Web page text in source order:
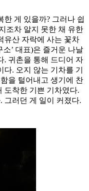
게 있을까? 그러나 쉽
조차 알지 못한 채 유한
유산 자락에 사는 꽃차
소’ 대표)은 즐거운 나날
. 귀촌을 통해 드디어 자
. 오지 않는 기차를 기
을 털어내고 생기에 찬
도착한 기쁜 기차였다.
그러던 게 일이 커졌다.